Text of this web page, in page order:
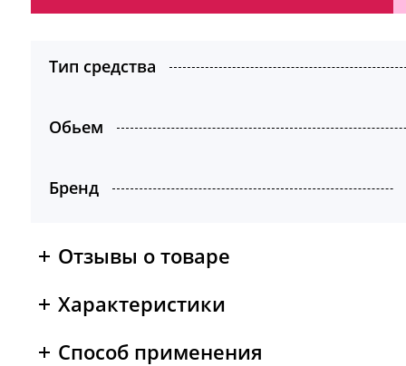
Тип средства
Обьем
Бренд
Отзывы о товаре
Характеристики
Способ применения